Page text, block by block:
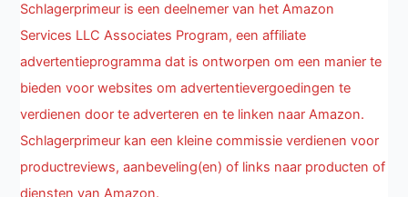
Schlagerprimeur is een deelnemer van het Amazon
Services LLC Associates Program, een affiliate
advertentieprogramma dat is ontworpen om een manier te
bieden voor websites om advertentievergoedingen te
verdienen door te adverteren en te linken naar Amazon.
Schlagerprimeur kan een kleine commissie verdienen voor
productreviews, aanbeveling(en) of links naar producten of
diensten van Amazon.